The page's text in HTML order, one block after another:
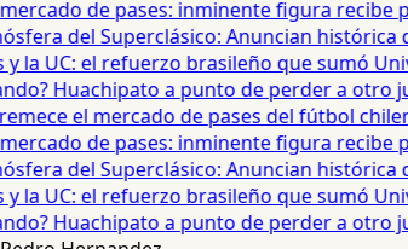
de pases: inminente figura recibe
del Superclásico: Anuncian histórica
UC: el refuerzo brasileño que sumó
Huachipato a punto de perder a otro
el mercado de pases del fútbol
de pases: inminente figura recibe
del Superclásico: Anuncian histórica
UC: el refuerzo brasileño que sumó
Huachipato a punto de perder a otro